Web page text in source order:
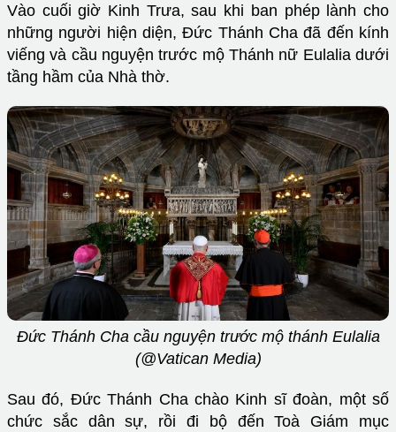
Vào cuối giờ Kinh Trưa, sau khi ban phép lành cho
những người hiện diện, Đức Thánh Cha đã đến kính
viếng và cầu nguyện trước mộ Thánh nữ Eulalia dưới
tầng hầm của Nhà thờ.
Đức Thánh Cha cầu nguyện trước mộ thánh Eulalia
(@Vatican Media)
Sau đó, Đức Thánh Cha chào Kinh sĩ đoàn, một số
chức sắc dân sự, rồi đi bộ đến Toà Giám mục